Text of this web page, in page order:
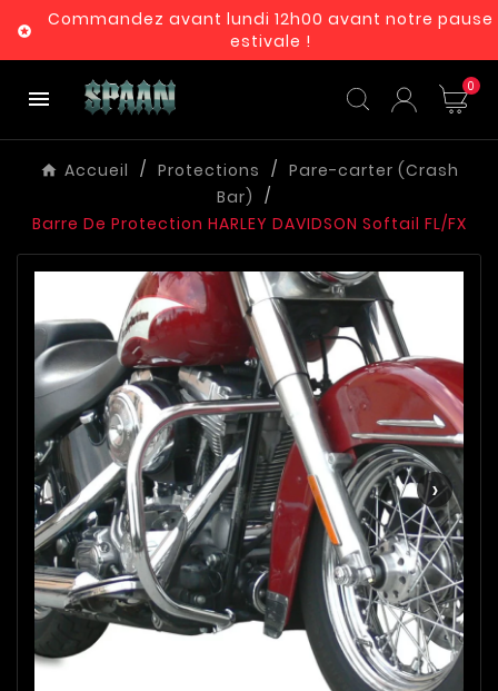

Commandez avant lundi 12h00 avant notre pause
estivale !
 0
Accueil Protections
Pare-carter (Crash
Bar)
Barre De Protection HARLEY DAVIDSON Softail FL/FX
‹ ›